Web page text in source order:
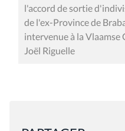
l'accord de sortie
de l'ex-Province de
intervenue à la Vlaamse
Joël Riguelle